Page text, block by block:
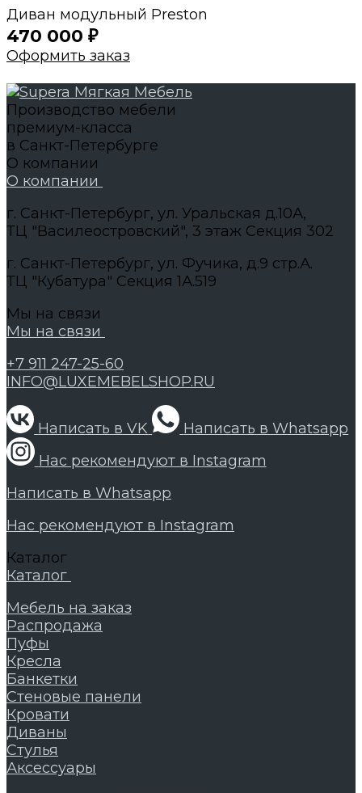
Диван модульный Preston
470 000 ₽
Оформить заказ
Производство мебели
премиум-класса
в Санкт-Петербурге
О компании
О компании
г. Санкт-Петербург, ул. Уральская д.10А,
ТЦ "Василеостровский", 3 этаж Секция 302
г. Санкт-Петербург, ул. Фучика, д.9 стр.А.
ТЦ "Кубатура" Секция 1А.519
Мы на связи
Мы на связи
+7 911 247-25-60
INFO@LUXEMEBELSHOP.RU
Написать в VK
Написать в Whatsapp
Нас рекомендуют в Instagram
Написать в Whatsapp
Нас рекомендуют в Instagram
Каталог
Каталог
Мебель на заказ
Распродажа
Пуфы
Кресла
Банкетки
Стеновые панели
Кровати
Диваны
Стулья
Аксессуары